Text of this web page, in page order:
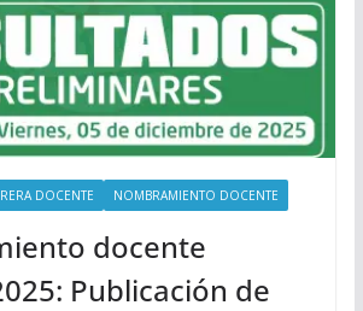
DOCENTE NOMBRAMIENTO DOCENTE
docente
Publicación de